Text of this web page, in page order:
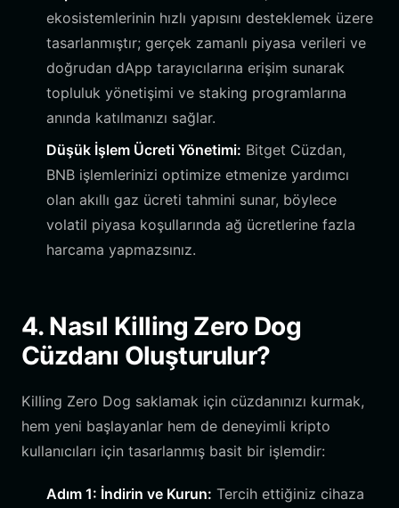
ekosistemlerinin hızlı yapısını desteklemek üzere
tasarlanmıştır; gerçek zamanlı piyasa verileri ve
doğrudan dApp tarayıcılarına erişim sunarak
topluluk yönetişimi ve staking programlarına
anında katılmanızı sağlar.
Düşük İşlem Ücreti Yönetimi: Bitget Cüzdan,
BNB işlemlerinizi optimize etmenize yardımcı
olan akıllı gaz ücreti tahmini sunar, böylece
volatil piyasa koşullarında ağ ücretlerine fazla
harcama yapmazsınız.
4. Nasıl Killing Zero Dog
Cüzdanı Oluşturulur?
Killing Zero Dog saklamak için cüzdanınızı kurmak,
hem yeni başlayanlar hem de deneyimli kripto
kullanıcıları için tasarlanmış basit bir işlemdir:
Adım 1: İndirin ve Kurun: Tercih ettiğiniz cihaza